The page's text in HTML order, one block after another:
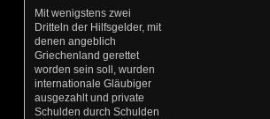
Mit wenigstens zwei
Dritteln der Hilfsgelder, mit
denen angeblich
Griechenland gerettet
worden sein soll, wurden
internationale Gläubiger
ausgezahlt und private
Schulden durch Schulden